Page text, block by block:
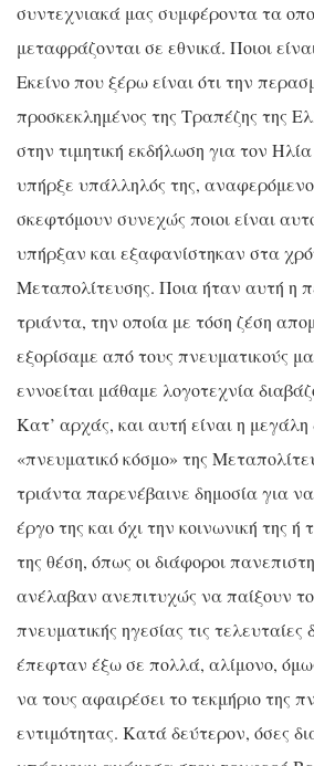
συντεχνιακά μας συμφέροντα τα
μεταφράζονται σε εθνικά. Ποιοι
Εκείνο που ξέρω είναι ότι την
προσκεκλημένος της Τραπέζης της
στην τιμητική εκδήλωση για τον
υπήρξε υπάλληλός της,
σκεφτόμουν συνεχώς ποιοι είναι
υπήρξαν και εξαφανίστηκαν στα
Μεταπολίτευσης. Ποια ήταν αυτή η
τριάντα, την οποία με τόση ζέση
εξορίσαμε από τους πνευματικούς
εννοείται μάθαμε λογοτεχνία
Κατ’ αρχάς, και αυτή είναι η
«πνευματικό κόσμο» της
τριάντα παρενέβαινε δημοσία για
έργο της και όχι την κοινωνική της
της θέση, όπως οι διάφοροι
ανέλαβαν ανεπιτυχώς να παίξουν
πνευματικής ηγεσίας τις
έπεφταν έξω σε πολλά, αλίμονο,
να τους αφαιρέσει το τεκμήριο της
εντιμότητας. Κατά δεύτερον, όσες